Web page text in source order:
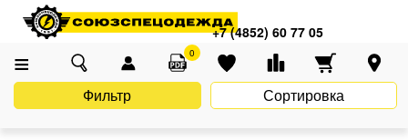
+7 (4852) 60 77 05
0
Главная Каталог
Спецодежда
Одежда для обслуживающего персонала
Фильтр Сортировка